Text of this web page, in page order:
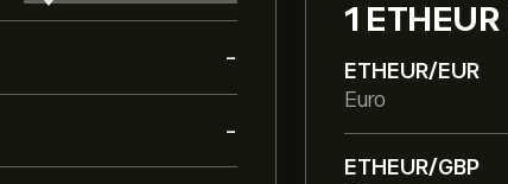
1 ETHEUR
ETHEUR/EUR
Euro
ETHEUR/GBP
-
-